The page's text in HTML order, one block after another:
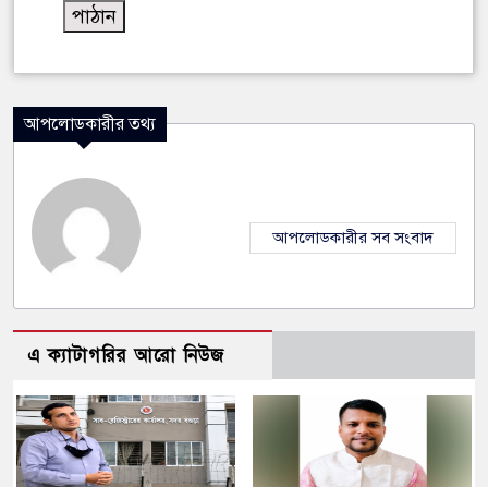
আপলোডকারীর তথ্য
আপলোডকারীর সব সংবাদ
এ ক্যাটাগরির আরো নিউজ